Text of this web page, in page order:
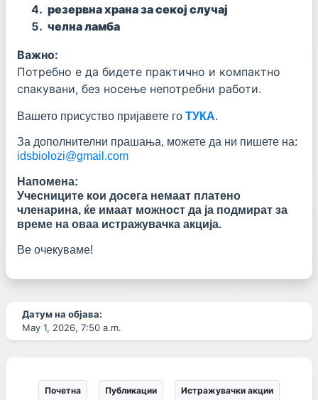
резервна храна за секој случај
челна ламба
Важно:
Потребно е да бидете практично и компактно
спакувани, без носење непотребни работи.
Вашето присуство пријавете го ТУКА.
За дополнителни прашања, можете да ни пишете на:
idsbiolozi@gmail.com
Напомена:
Учесниците кои досега немаат платено
членарина, ќе имаат можност да ја подмират за
време на оваа истражувачка акција.
Ве очекуваме!
Датум на објава:
May 1, 2026, 7:50 a.m.
Почетна Публикации Истражувачки акции